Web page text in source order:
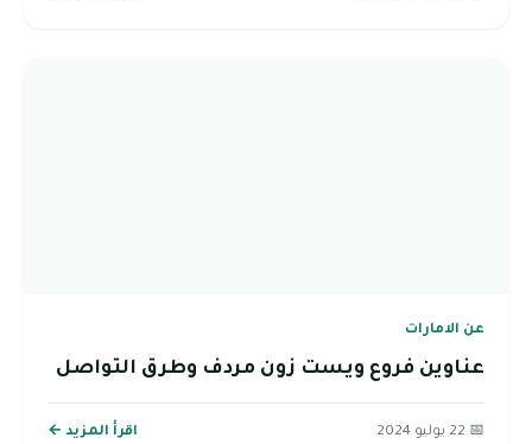
عن الامارات
عناوين فروع ويست زون مردف وطرق التواصل
📅 22 يوليو 2024 اقرأ المزيد ←